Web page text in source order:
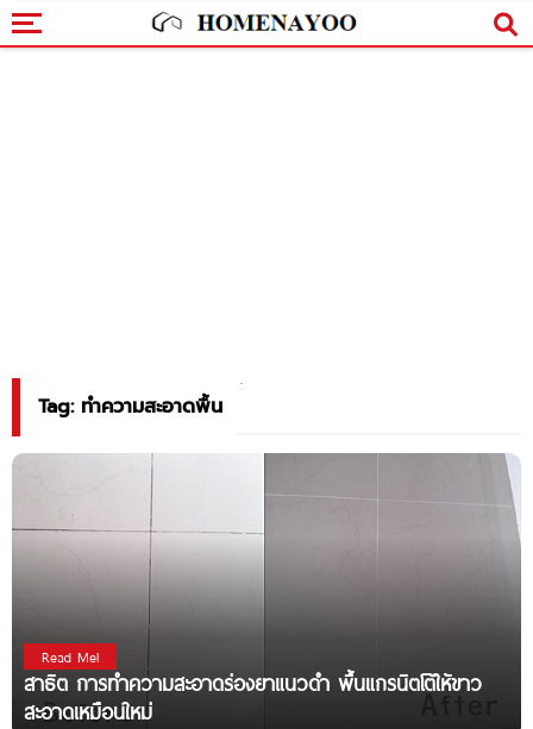
Tag: ทำความสะอาดพื้น
Read Me!
สาธิต การทำความสะอาดร่องยาแนวดำ พื้นแกรนิตโต้ให้ขาว
สะอาดเหมือนใหม่